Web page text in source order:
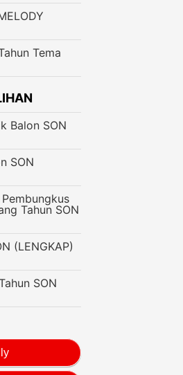
Palace Imlek Uk 10, 12, 16 Inch
Tema
Balon SON
SON
Tahun SON
(LENGKAP)
SON